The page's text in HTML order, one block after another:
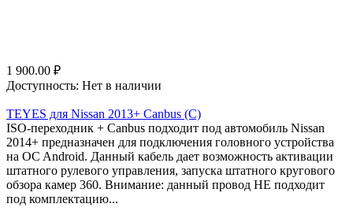
1 900.00 ₽
Доступность: Нет в наличии
TEYES для Nissan 2013+ Canbus (C)
ISO-переходник + Canbus подходит под автомобиль Nissan
2014+ предназначен для подключения головного устройства
на OC Android. Данный кабель дает возможность активации
штатного рулевого управления, запуска штатного кругового
обзора камер 360. Внимание: данный провод НЕ подходит
под комплектацию...